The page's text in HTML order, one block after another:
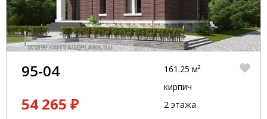
95-04
54 265 ₽
161.25 м²
кирпич
2 этажа